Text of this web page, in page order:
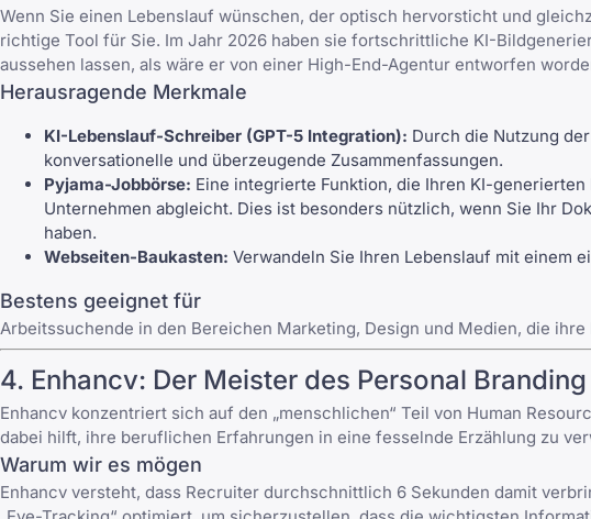
Wenn Sie einen Lebenslauf wünschen, der optisch hervorsticht und
richtige Tool für Sie. Im Jahr 2026 haben sie fortschrittliche KI-
aussehen lassen, als wäre er von einer High-End-Agentur entworfen
Herausragende Merkmale
KI-Lebenslauf-Schreiber (GPT-5 Integration): Durch die Nutzung
konversationelle und überzeugende Zusammenfassungen.
Pyjama-Jobbörse: Eine integrierte Funktion, die Ihren KI-
Unternehmen abgleicht. Dies ist besonders nützlich, wenn Sie Ihr
haben.
Webseiten-Baukasten: Verwandeln Sie Ihren Lebenslauf mit einem
Bestens geeignet für
Arbeitssuchende in den Bereichen Marketing, Design und Medien, die
4. Enhancv: Der Meister des Personal Branding
Enhancv konzentriert sich auf den „menschlichen“ Teil von Human
dabei hilft, ihre beruflichen Erfahrungen in eine fesselnde Erzählung zu
Warum wir es mögen
Enhancv versteht, dass Recruiter durchschnittlich 6 Sekunden damit